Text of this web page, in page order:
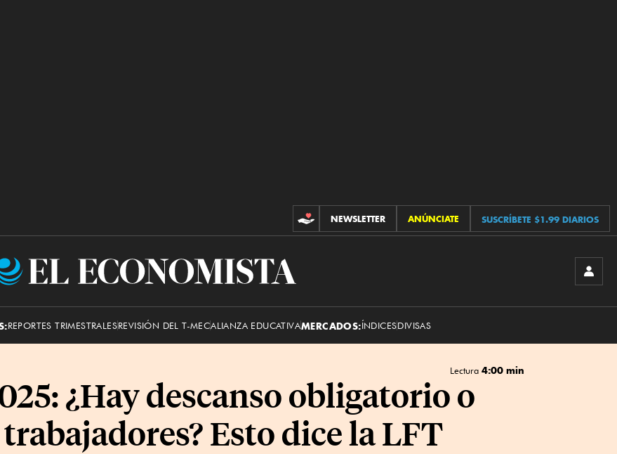
CONTRIBUCIONES
NEWSLETTER ANÚNCIATE SUSCRÍBETE $1.99 DIARIOS
El
REPORTES TRIMESTRALESREVISIÓN DEL T-MECALIANZA EDUCATIVAMERCADOS:ÍNDICESDIVISAS
Lectura 4:00 min
¿Hay descanso obligatorio o
Esto dice la LFT